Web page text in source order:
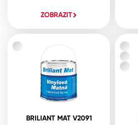
ZOBRAZIT
BRILIANT MAT V2091